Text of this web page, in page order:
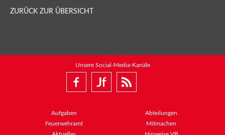
ZURÜCK ZUR ÜBERSICHT
Unsere Social-Media-Kanäle
Aufgaben
Abteilungen
Feuerwehramt
Mitmachen